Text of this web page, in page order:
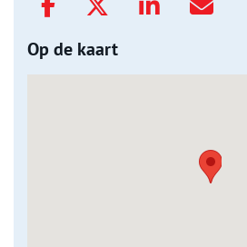
Op de kaart